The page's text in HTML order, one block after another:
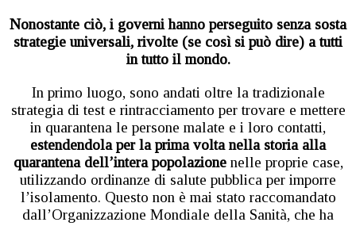
Nonostante ciò, i governi hanno perseguito senza sosta
strategie universali, rivolte (se così si può dire) a tutti
in tutto il mondo.
In primo luogo, sono andati oltre la tradizionale
strategia di test e rintracciamento per trovare e mettere
in quarantena le persone malate e i loro contatti,
estendendola per la prima volta nella storia alla
quarantena dell’intera popolazionenelle proprie case,
utilizzando ordinanze di salute pubblica per imporre
l’isolamento. Questo non è mai stato raccomandato
dall’Organizzazione Mondiale della Sanità, che ha